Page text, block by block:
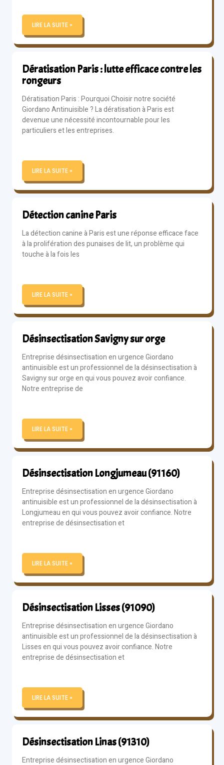
LIRE LA SUITE »
Dératisation Paris : lutte efficace contre les
rongeurs
Dératisation Paris : Pourquoi Choisir notre société
Giordano Antinuisible ? La dératisation à Paris est
devenue une nécessité incontournable pour les
particuliers et les entreprises.
LIRE LA SUITE »
Détection canine Paris
La détection canine à Paris est une réponse efficace face
à la prolifération des punaises de lit, un problème qui
touche à la fois les
LIRE LA SUITE »
Désinsectisation Savigny sur orge
Entreprise désinsectisation en urgence Giordano
antinuisible est un professionnel de la désinsectisation à
Savigny sur orge en qui vous pouvez avoir confiance.
Notre entreprise de
LIRE LA SUITE »
Désinsectisation Longjumeau (91160)
Entreprise désinsectisation en urgence Giordano
antinuisible est un professionnel de la désinsectisation à
Longjumeau en qui vous pouvez avoir confiance. Notre
entreprise de désinsectisation et
LIRE LA SUITE »
Désinsectisation Lisses (91090)
Entreprise désinsectisation en urgence Giordano
antinuisible est un professionnel de la désinsectisation à
Lisses en qui vous pouvez avoir confiance. Notre
entreprise de désinsectisation et
LIRE LA SUITE »
Désinsectisation Linas (91310)
Entreprise désinsectisation en urgence Giordano